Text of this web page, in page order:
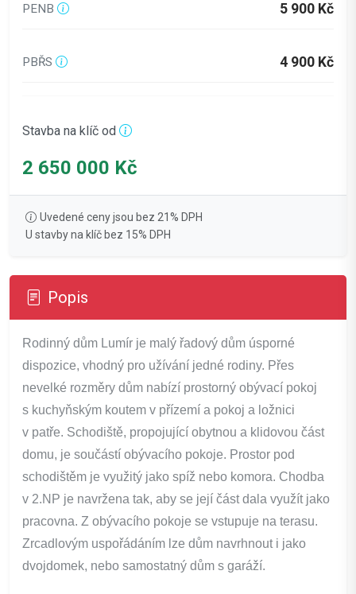
PENB 5 900 Kč
PBŘS 4 900 Kč
Stavba na klíč od
2 650 000 Kč
Uvedené ceny jsou bez 21% DPH
U stavby na klíč bez 15% DPH
Popis
Rodinný dům Lumír je malý řadový dům úsporné
dispozice, vhodný pro užívání jedné rodiny. Přes
nevelké rozměry dům nabízí prostorný obývací pokoj
s kuchyňským koutem v přízemí a pokoj a ložnici
v patře. Schodiště, propojující obytnou a klidovou část
domu, je součástí obývacího pokoje. Prostor pod
schodištěm je využitý jako spíž nebo komora. Chodba
v 2.NP je navržena tak, aby se její část dala využít jako
pracovna. Z obývacího pokoje se vstupuje na terasu.
Zrcadlovým uspořádáním lze dům navrhnout i jako
dvojdomek, nebo samostatný dům s garáží.